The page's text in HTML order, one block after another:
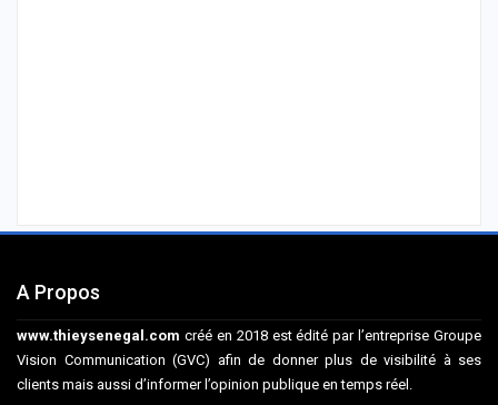
A Propos
www.thieysenegal.com créé en 2018 est édité par l’entreprise Groupe
Vision Communication (GVC) afin de donner plus de visibilité à ses
clients mais aussi d’informer l’opinion publique en temps réel.